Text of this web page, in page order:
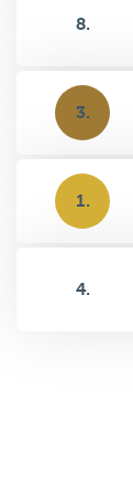
8.
3.
1.
4.